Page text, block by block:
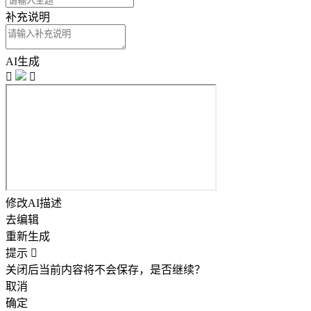
补充说明
AI生成


修改AI描述
去编辑
重新生成
提示 
关闭后当前内容将不会保存，是否继续？
取消
确定